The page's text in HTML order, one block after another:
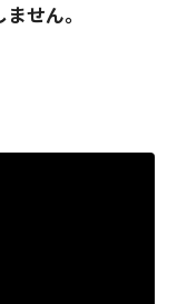
せん。